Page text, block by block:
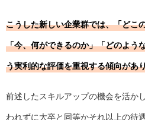
こうした新しい企業群では、「どこ
「今、何ができるのか」「どのよう
う実利的な評価を重視する傾向があ
前述したスキルアップの機会を活か
われずに大卒と同等かそれ以上の待